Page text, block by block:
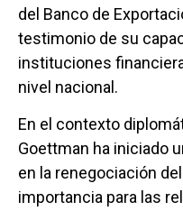
del Banco de
testimonio de su
instituciones
nivel nacional.
En el contexto
Goettman ha iniciado
en la renegociación
importancia para las